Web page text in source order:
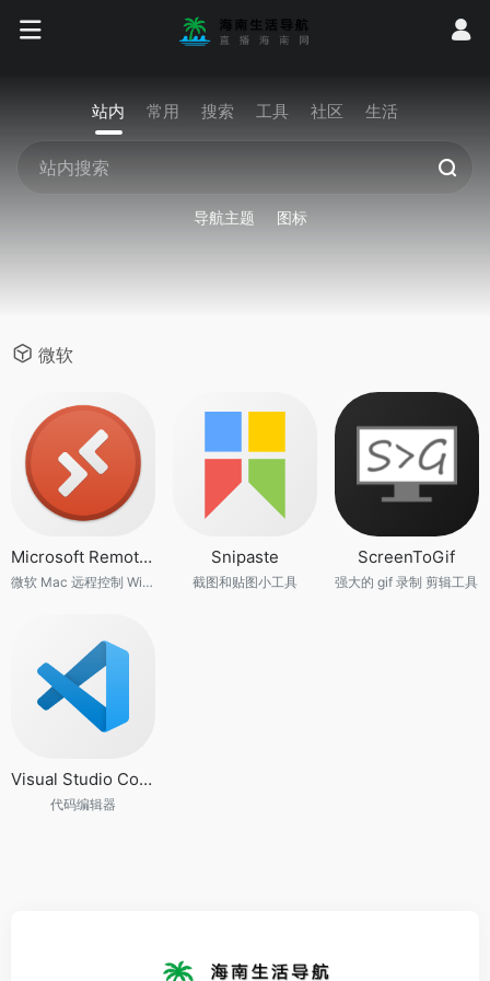
站内 常用 搜索 工具 社区 生活
导航主题 图标
微软
Microsoft Remote Desktop
微软 Mac 远程控制 Windows 软件
Snipaste
截图和贴图小工具
ScreenToGif
强大的 gif 录制 剪辑工具
Visual Studio Code
代码编辑器